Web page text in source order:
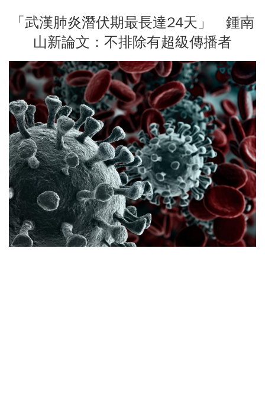
「武漢肺炎潛伏期最長達24天」 鍾南
山新論文：不排除有超級傳播者